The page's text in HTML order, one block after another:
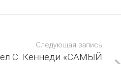
Следующая запись
С. Кеннеди «САМЫЙ